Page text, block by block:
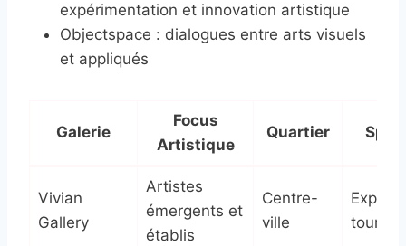
expérimentation et innovation artistique
Objectspace : dialogues entre arts visuels
et appliqués
Galerie
Focus
Artistique
Quartier
Vivian
Gallery
Artistes
émergents et
établis
Centre-
ville